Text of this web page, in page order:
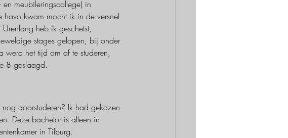
meubileringscollege) in
kwam mocht ik in de versnel
heb ik geschetst,
stages gelopen, bij onder
werd het tijd om af te studeren,
8 geslaagd.
doorstuderen? Ik had gekozen
Deze bachelor is alleen in
in Tilburg.